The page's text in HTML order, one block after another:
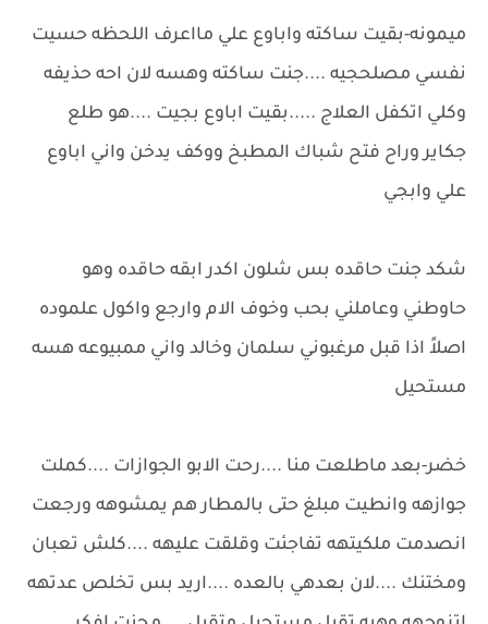
ميمونه-بقيت ساكته واباوع علي مااعرف اللحظه حسيت
نفسي مصلحجيه ....جنت ساكته وهسه لان احه حذيفه
وكلي اتكفل العلاج .....بقيت اباوع بجيت ....هو طلع
جكاير وراح فتح شباك المطبخ ووكف يدخن واني اباوع
علي وابجي
شكد جنت حاقده بس شلون اكدر ابقه حاقده وهو
حاوطني وعاملني بحب وخوف الام وارجع واكول علموده
اصلاً اذا قبل مرغبوني سلمان وخالد واني ممبيوعه هسه
مستحيل
خضر-بعد ماطلعت منا ....رحت الابو الجوازات ....كملت
جوازهه وانطيت مبلغ حتى بالمطار هم يمشوهه ورجعت
انصدمت ملكيتهه تفاجئت وقلقت عليهه ....كلش تعبان
ومختنك ....لان بعدهي بالعده ....اريد بس تخلص عدتهه